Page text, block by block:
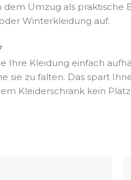
Umzug als
Winterkleidung auf.
Ihre Kleidung einfach
sie zu falten. Das spart
Kleiderschrank kein